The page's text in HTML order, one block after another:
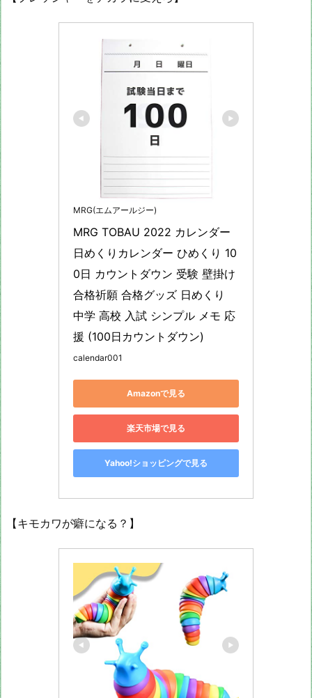
MRG(エムアールジー)
MRG TOBAU 2022 カレンダー
日めくりカレンダー ひめくり 10
0日 カウントダウン 受験 壁掛け
合格祈願 合格グッズ 日めくり
中学 高校 入試 シンプル メモ 応
援 (100日カウントダウン)
calendar001
Amazonで見る
楽天市場で見る
Yahoo!ショッピングで見る
【キモカワが癖になる？】